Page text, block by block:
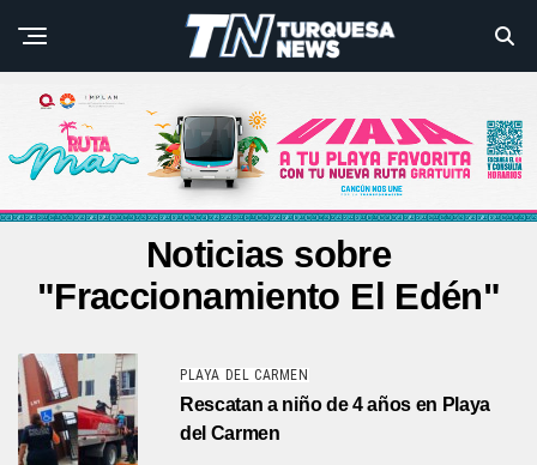
Noticias sobre
"Fraccionamiento El Edén"
PLAYA DEL CARMEN
Rescatan a niño de 4 años en Playa
del Carmen